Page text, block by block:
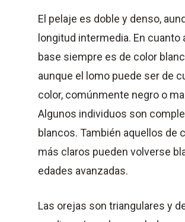
El pelaje es doble y denso,
longitud intermedia. En cuanto
base siempre es de color
aunque el lomo puede ser de
color, comúnmente negro o
Algunos individuos son
blancos. También aquellos de
más claros pueden volverse
edades avanzadas.
Las orejas son triangulares y